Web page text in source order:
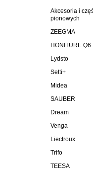
Akcesoria i
pionowych
ZEEGMA
HONITURE Q6
Lydsto
Setti+
Midea
SAUBER
Dream
Venga
Liectroux
Trifo
TEESA